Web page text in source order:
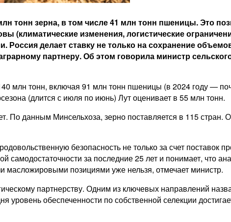
тонн зерна, в том числе 41 млн тонн пшеницы. Это
(климатические изменения, логистические
Россия делает ставку не только на сохранение
партнеру. Об этом говорила министр
млн тонн, включая 91 млн тонн пшеницы (в 2024 году —
(длится с июля по июнь) Лут оценивает в 55 млн тонн.
По данным Минсельхоза, зерно поставляется в 115
безопасность не только за счет поставок
самодостаточности за последние 25 лет и понимает, что
масложировыми позициями уже нельзя, отмечает министр.
партнерству. Одним из ключевых направлений
обеспеченности по собственной селекции